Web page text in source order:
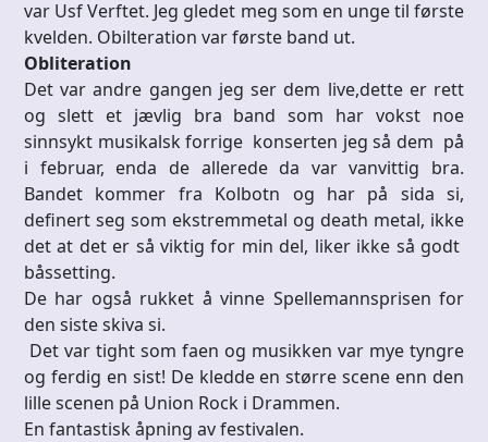
var Usf Verftet. Jeg gledet meg som en unge til første
kvelden. Obilteration var første band ut.
Obliteration
Det var andre gangen jeg ser dem live,dette er rett
og slett et jævlig bra band som har vokst noe
sinnsykt musikalsk forrige konserten jeg så dem på
i februar, enda de allerede da var vanvittig bra.
Bandet kommer fra Kolbotn og har på sida si,
definert seg som ekstremmetal og death metal, ikke
det at det er så viktig for min del, liker ikke så godt
båssetting.
De har også rukket å vinne Spellemannsprisen for
den siste skiva si.
Det var tight som faen og musikken var mye tyngre
og ferdig en sist! De kledde en større scene enn den
lille scenen på Union Rock i Drammen.
En fantastisk åpning av festivalen.